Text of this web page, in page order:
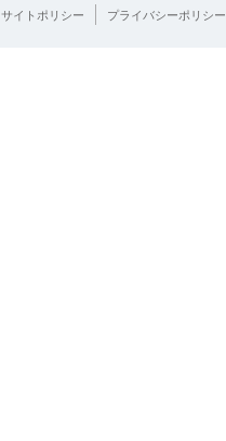
サイトポリシー プライバシーポリシー